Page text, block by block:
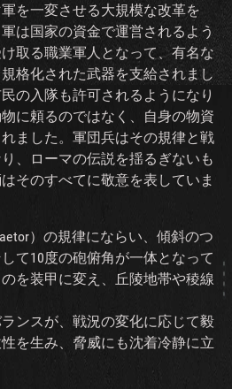
を一変させる大規模な改革を
は国家の資金で運営されるよう
取る職業軍人となって、有名な
格化された武器を支給されまし
の入隊も許可されるようになり
に頼るのではなく、自身の物資
ました。軍団兵はその規律と戦
、ローマの伝説を揺るぎないも
そのすべてに敬意を表していま
）の規律にならい、傾斜のつ
て10度の砲俯角が一体となって
を装甲に変え、丘陵地帯や稜線
ンスが、戦況の変化に応じて毅
を生み、脅威にも沈着冷静に立